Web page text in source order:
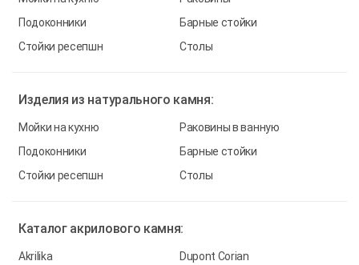
Подоконники
Барные стойки
Стойки ресепшн
Столы
Изделия из натурального камня:
Мойки на кухню
Раковины в ванную
Подоконники
Барные стойки
Стойки ресепшн
Столы
Каталог акрилового камня:
Akrilika
Dupont Corian